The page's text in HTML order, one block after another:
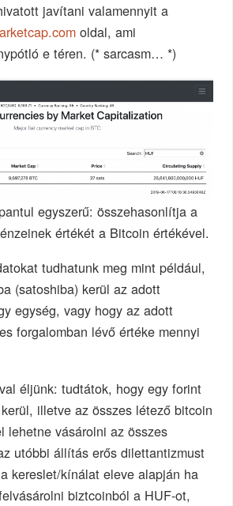
javítani valamennyit a
oldal, ami
e téren. (* sarcasm… *)
egyszerű: összehasonlítja a
értékét a Bitcoin értékével.
tudhatunk meg mint például,
(satoshiba) kerül az adott
egység, vagy hogy az adott
forgalomban lévő értéke mennyi
éljünk: tudtátok, hogy egy forint
illetve az összes létező bitcoin
lehetne vásárolni az összes
utóbbi állítás erős dilettantizmust
kereslet/kínálat eleve alapján ha
biztcoinból a HUF-ot,